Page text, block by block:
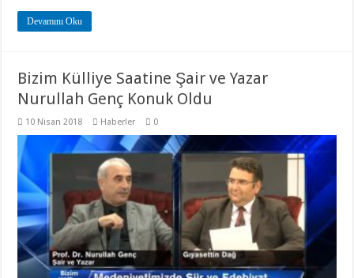
Devamını Oku
Bizim Külliye Saatine Şair ve Yazar
Nurullah Genç Konuk Oldu
10 Nisan 2018 Haberler 0